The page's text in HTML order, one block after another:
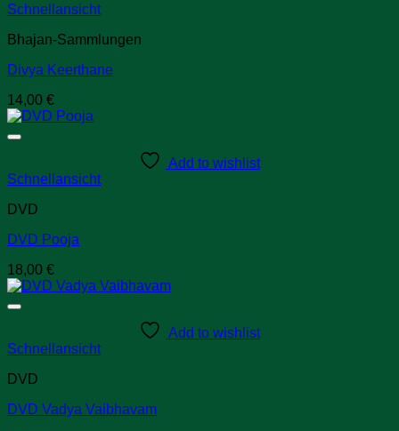
Schnellansicht
Bhajan-Sammlungen
Divya Keerthane
14,00 €
Add to wishlist
Schnellansicht
DVD
DVD Pooja
18,00 €
Add to wishlist
Schnellansicht
DVD
DVD Vadya Vaibhavam